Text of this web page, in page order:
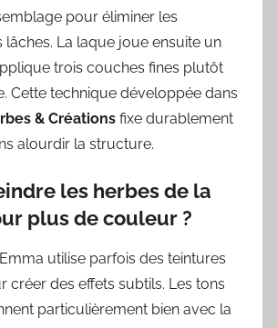
pour éliminer les
lâches. La laque joue ensuite un
trois couches fines plutôt
Cette technique développée dans
& Créations fixe durablement
alourdir la structure.
les herbes de la
plus de couleur ?
utilise parfois des teintures
créer des effets subtils. Les tons
particulièrement bien avec la